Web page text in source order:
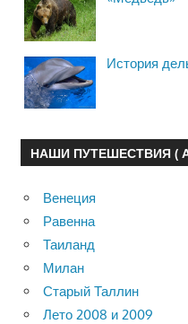
История
НАШИ ПУТЕШЕСТВИЯ (
Венеция
Равенна
Таиланд
Милан
Старый Таллин
Лето 2008 и 2009